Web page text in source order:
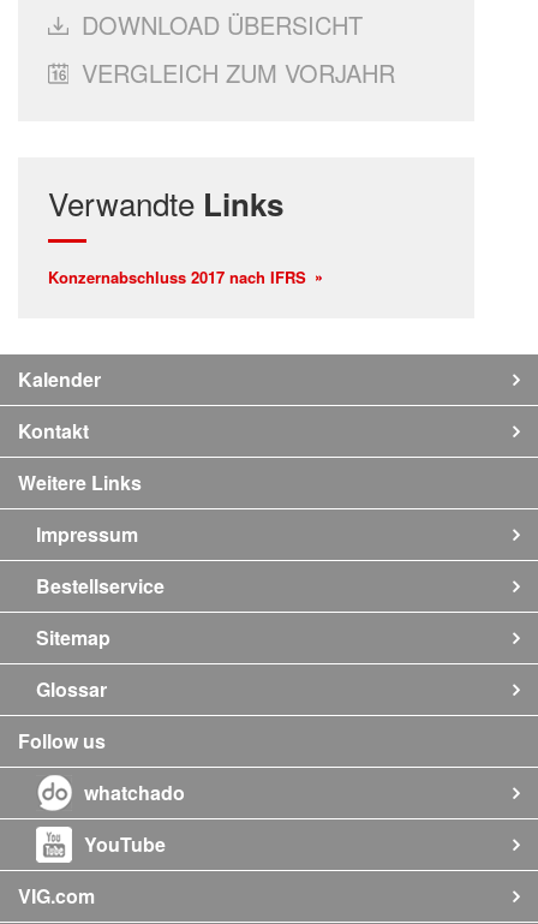
DOWNLOAD ÜBERSICHT
VERGLEICH ZUM VORJAHR
Verwandte Links
Konzernabschluss 2017 nach IFRS
Kalender
Kontakt
Weitere Links
Impressum
Bestellservice
Sitemap
Glossar
Follow us
whatchado
YouTube
VIG.com